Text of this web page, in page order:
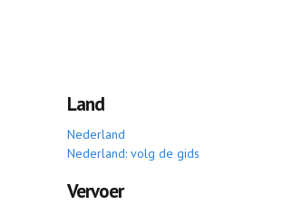
Land
Nederland
Nederland: volg de gids
Vervoer